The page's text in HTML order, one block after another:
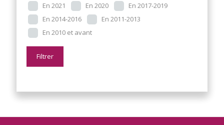
En 2021
En 2020
En 2017-2019
En 2014-2016
En 2011-2013
En 2010 et avant
Filtrer